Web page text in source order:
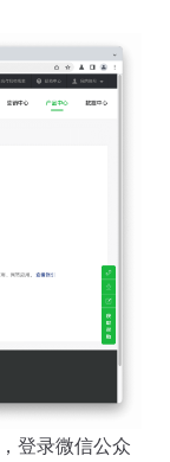
，登录微信公众